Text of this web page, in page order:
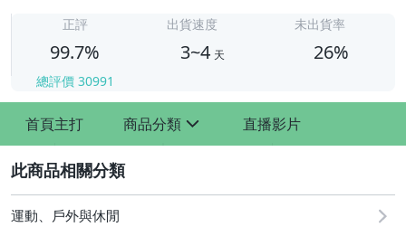
正評
99.7%
總評價 30991
出貨速度
3~4 天
未出貨率
26%
首頁主打 商品分類 直播影片
運動、戶外與休閒